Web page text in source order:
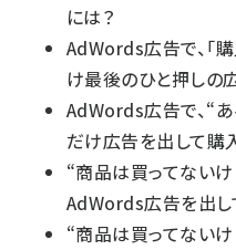
には？
AdWords広告で、「
け最後のひと押しの
AdWords広告で、“
だけ広告を出して購
“商品は買ってない
AdWords広告を出し
“商品は買ってない